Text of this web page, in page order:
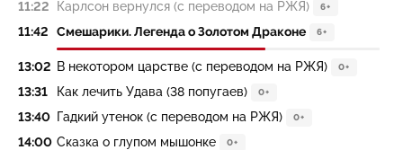
11:22 Карлсон вернулся (с переводом на РЖЯ) 6+
11:42 Смешарики. Легенда о Золотом Драконе 6+
13:02 В некотором царстве (с переводом на РЖЯ) 0+
13:31 Как лечить Удава (38 попугаев) 0+
13:40 Гадкий утенок (с переводом на РЖЯ) 0+
14:00 Сказка о глупом мышонке 0+